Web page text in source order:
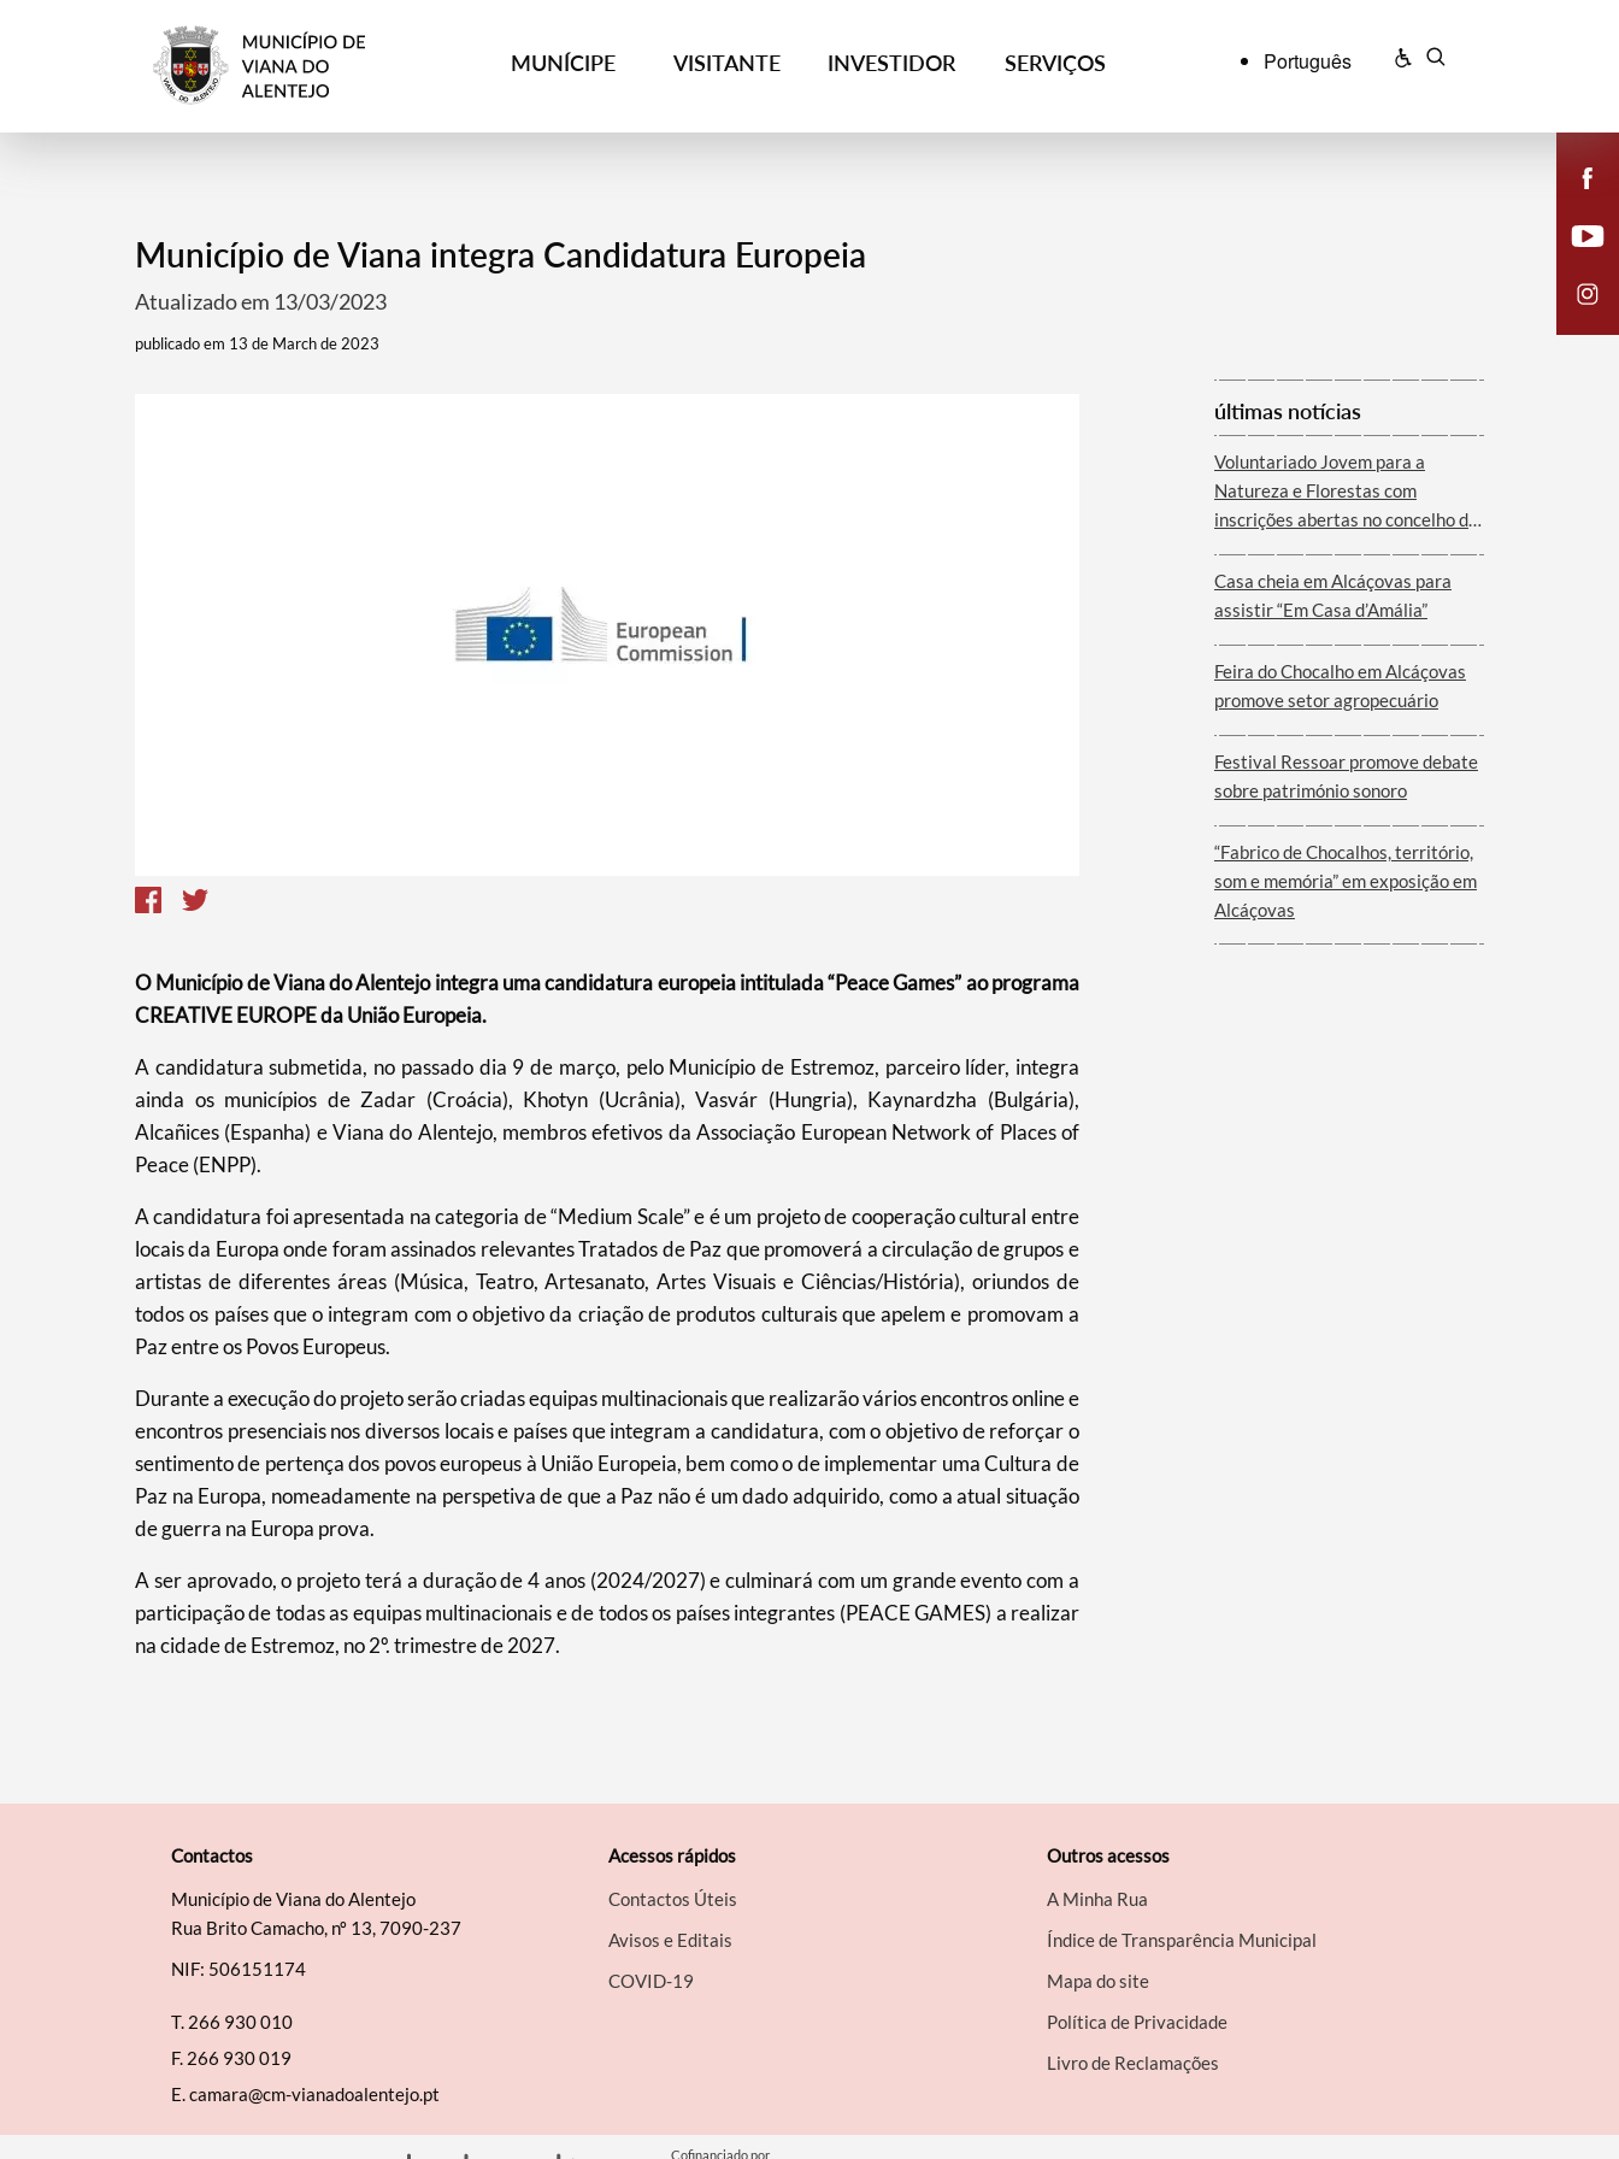
MUNÍCIPE VISITANTE INVESTIDOR SERVIÇOS Português
Categorias gerais
Filtros
Município de Viana integra Candidatura Europeia
Atualizado em 13/03/2023
publicado em 13 de March de 2023
O Município de Viana do Alentejo integra uma candidatura europeia intitulada “Peace Games” ao programa
CREATIVE EUROPE da União Europeia.
A candidatura submetida, no passado dia 9 de março, pelo Município de Estremoz, parceiro líder, integra
ainda os municípios de Zadar (Croácia), Khotyn (Ucrânia), Vasvár (Hungria), Kaynardzha (Bulgária),
Alcañices (Espanha) e Viana do Alentejo, membros efetivos da Associação European Network of Places of
Peace (ENPP).
A candidatura foi apresentada na categoria de “Medium Scale” e é um projeto de cooperação cultural entre
locais da Europa onde foram assinados relevantes Tratados de Paz que promoverá a circulação de grupos e
artistas de diferentes áreas (Música, Teatro, Artesanato, Artes Visuais e Ciências/História), oriundos de
todos os países que o integram com o objetivo da criação de produtos culturais que apelem e promovam a
Paz entre os Povos Europeus.
Durante a execução do projeto serão criadas equipas multinacionais que realizarão vários encontros online e
encontros presenciais nos diversos locais e países que integram a candidatura, com o objetivo de reforçar o
sentimento de pertença dos povos europeus à União Europeia, bem como o de implementar uma Cultura de
Paz na Europa, nomeadamente na perspetiva de que a Paz não é um dado adquirido, como a atual situação
de guerra na Europa prova.
A ser aprovado, o projeto terá a duração de 4 anos (2024/2027) e culminará com um grande evento com a
participação de todas as equipas multinacionais e de todos os países integrantes (PEACE GAMES) a realizar
na cidade de Estremoz, no 2º. trimestre de 2027.
últimas notícias
Voluntariado Jovem para a
Natureza e Florestas com
inscrições abertas no concelho de
Casa cheia em Alcáçovas para
assistir “Em Casa d’Amália”
Feira do Chocalho em Alcáçovas
promove setor agropecuário
Festival Ressoar promove debate
sobre património sonoro
“Fabrico de Chocalhos, território,
som e memória” em exposição em
Alcáçovas
Contactos
Município de Viana do Alentejo
Rua Brito Camacho, nº 13, 7090-237
NIF: 506151174
T. 266 930 010
F. 266 930 019
E.camara@cm-vianadoalentejo.pt
Acessos rápidos
Contactos Úteis
Avisos e Editais
COVID-19
Outros acessos
A Minha Rua
Índice de Transparência Municipal
Mapa do site
Política de Privacidade
Livro de Reclamações
Cofinanciado por